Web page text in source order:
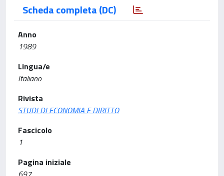
Scheda completa (DC)
Anno
1989
Lingua/e
Italiano
Rivista
STUDI DI ECONOMIA E DIRITTO
Fascicolo
1
Pagina iniziale